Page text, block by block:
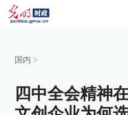
国内 >
四中全会精神